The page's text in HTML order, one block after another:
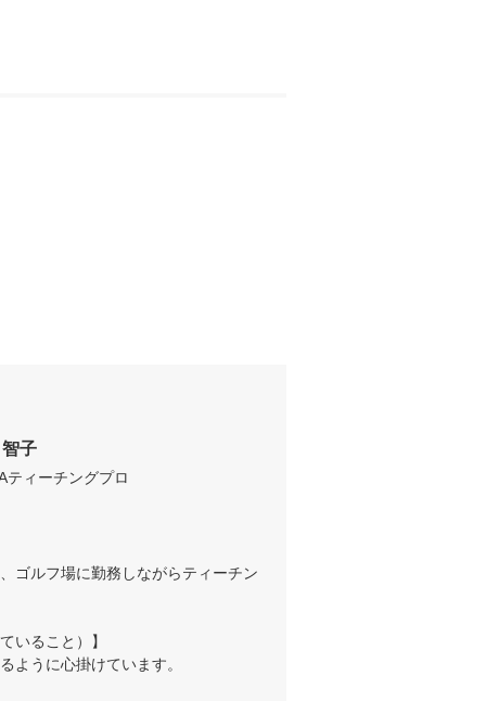
子
ティーチングプロ
ゴルフ場に勤務しながらティーチン
いること）】
ように心掛けています。